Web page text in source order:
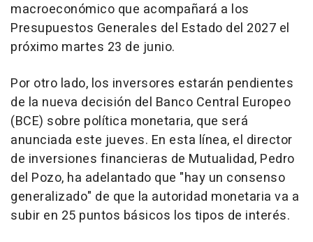
macroeconómico que acompañará a los
Presupuestos Generales del Estado del 2027 el
próximo martes 23 de junio.
Por otro lado, los inversores estarán pendientes
de la nueva decisión del Banco Central Europeo
(BCE) sobre política monetaria, que será
anunciada este jueves. En esta línea, el director
de inversiones financieras de Mutualidad, Pedro
del Pozo, ha adelantado que "hay un consenso
generalizado" de que la autoridad monetaria va a
subir en 25 puntos básicos los tipos de interés.